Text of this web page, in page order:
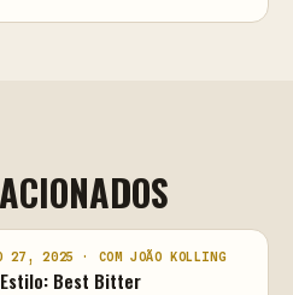
27, 2025 · COM JOÃO KOLLING
Best Bitter